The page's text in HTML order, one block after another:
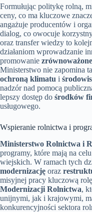
Formułując politykę rolną,
ceny, co ma kluczowe
angażuje producentów i
dialog, co owocuje
oraz transfer wiedzy to
działaniom wprowadzanie
promowanie
Ministerstwo nie zapomina
ochroną klimatu i
nadzór nad pomocą
lepszy dostęp do środków
usługowego.
Wspieranie rolnictwa i
Ministerstwo Rolnictwa i
programy, które mają na
wiejskich. W ramach tych
modernizację oraz
misyjnej pracy kluczową rolę
Modernizacji Rolnictwa,
unijnymi, jak i krajowymi,
konkurencyjności sektora